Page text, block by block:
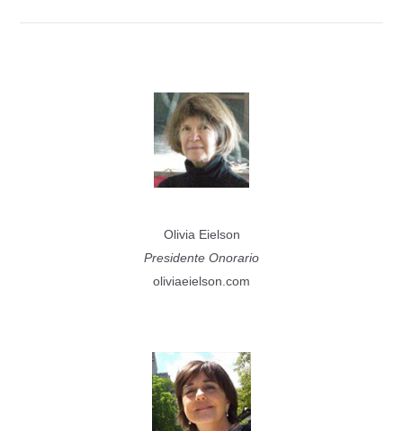
Olivia Eielson
Presidente Onorario
oliviaeielson.com